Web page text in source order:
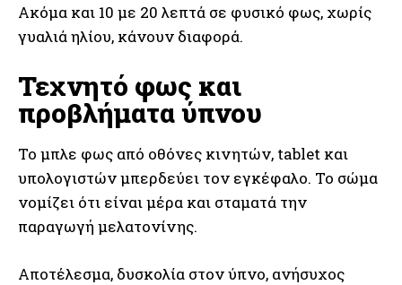
Ακόμα και 10 με 20 λεπτά σε φυσικό φως, χωρίς
γυαλιά ηλίου, κάνουν διαφορά.
Τεχνητό φως και
προβλήματα ύπνου
Το μπλε φως από οθόνες κινητών, tablet και
υπολογιστών μπερδεύει τον εγκέφαλο. Το σώμα
νομίζει ότι είναι μέρα και σταματά την
παραγωγή μελατονίνης.
Αποτέλεσμα, δυσκολία στον ύπνο, ανήσυχος